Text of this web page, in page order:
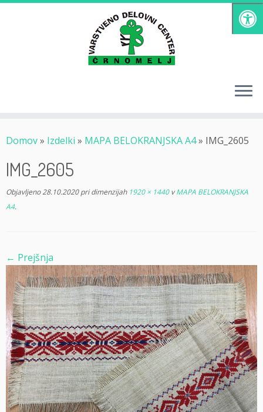
Skoči
Domov» Izdelki » MAPA BELOKRANJSKA A4» IMG_2605
IMG_2605
Objavljeno28.10.2020pri dimenzijah1920 × 1440vMAPA BELOKRANJSKA
A4.
← Prejšnja